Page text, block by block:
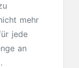
mehr
jede
an